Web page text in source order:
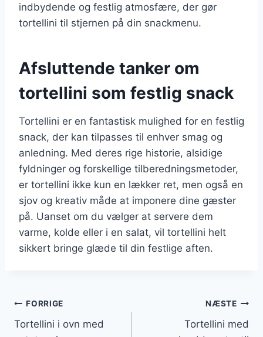
indbydende og festlig atmosfære, der gør
tortellini til stjernen på din snackmenu.
Afsluttende tanker om
tortellini som festlig snack
Tortellini er en fantastisk mulighed for en festlig
snack, der kan tilpasses til enhver smag og
anledning. Med deres rige historie, alsidige
fyldninger og forskellige tilberedningsmetoder,
er tortellini ikke kun en lækker ret, men også en
sjov og kreativ måde at imponere dine gæster
på. Uanset om du vælger at servere dem
varme, kolde eller i en salat, vil tortellini helt
sikkert bringe glæde til din festlige aften.
Indlægsnavigation
FORRIGE
Tortellini i ovn med
NÆSTE
Tortellini med